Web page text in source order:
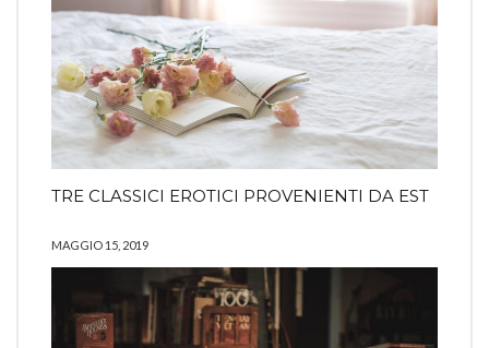
TRE CLASSICI EROTICI PROVENIENTI DA EST
MAGGIO 15, 2019